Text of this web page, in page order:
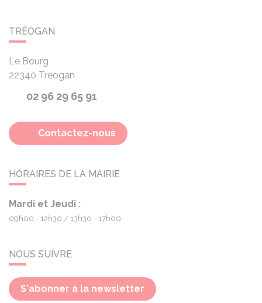
TRÉOGAN
Le Bourg
22340 Treogan
02 96 29 65 91
Contactez-nous
HORAIRES DE LA MAIRIE
Mardi et Jeudi :
09h00 - 12h30 13h30 - 17h00
NOUS SUIVRE
S'abonner à la newsletter